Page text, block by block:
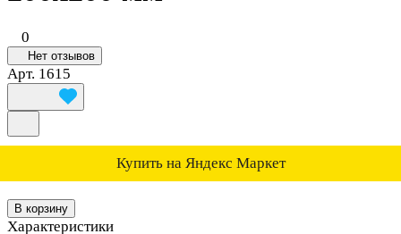
0
Нет отзывов
Арт. 1615
Купить на Яндекс Маркет
В корзину
Характеристики